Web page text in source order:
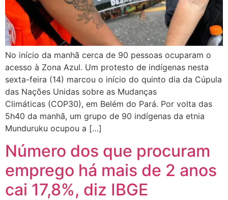
No início da manhã cerca de 90 pessoas ocuparam o
acesso à Zona Azul. Um protesto de indígenas nesta
sexta-feira (14) marcou o início do quinto dia da Cúpula
das Nações Unidas sobre as Mudanças
Climáticas (COP30), em Belém do Pará. Por volta das
5h40 da manhã, um grupo de 90 indígenas da etnia
Munduruku ocupou a […]
Número dos que procuram
emprego há mais de 2 anos
cai 17,8%, diz IBGE